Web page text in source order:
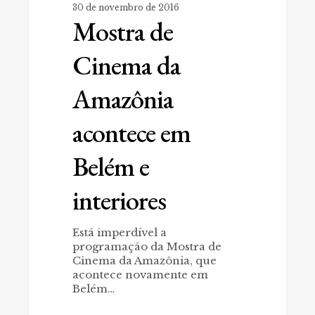
30 de novembro de 2016
Mostra de
Cinema da
Amazônia
acontece em
Belém e
interiores
Está imperdível a
programação da Mostra de
Cinema da Amazônia, que
acontece novamente em
Belém…